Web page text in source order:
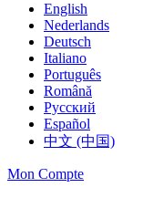
English
Nederlands
Deutsch
Italiano
Português
Română
Русский
Español
中文 (中国)
Mon Compte